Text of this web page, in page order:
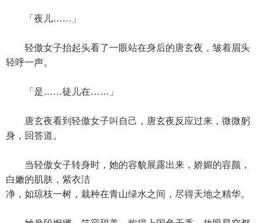
「夜儿……」
轻傲女子抬起头看了一眼站在身后的唐玄夜，皱着眉头
轻呼一声。
「是……徒儿在……」
唐玄夜看到轻傲女子叫自己，唐玄夜反应过来，微微躬
身，回答道。
当轻傲女子转身时，她的容貌展露出来，娇媚的容颜，
白嫩的肌肤，紫衣洁
净，如琼枝一树，栽种在青山绿水之间，尽得天地之精华。